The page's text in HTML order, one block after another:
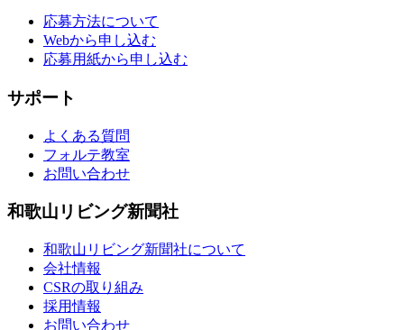
応募方法について
Webから申し込む
応募用紙から申し込む
サポート
よくある質問
フォルテ教室
お問い合わせ
和歌山リビング新聞社
和歌山リビング新聞社について
会社情報
CSRの取り組み
採用情報
お問い合わせ